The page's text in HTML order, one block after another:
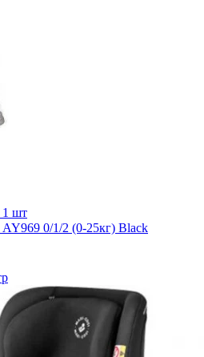
1 шт
0/1/2 (0-25кг) Black